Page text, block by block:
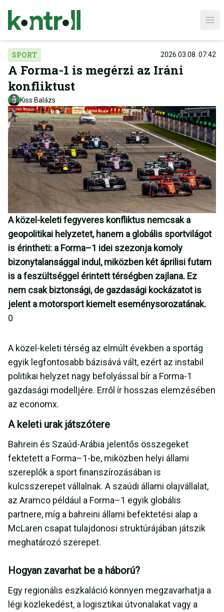
SPORT 2026.03.08. 07:42
A Forma-1 is megérzi az Iráni
konfliktust
Kiss Balázs
A közel-keleti fegyveres konfliktus nemcsak a
geopolitikai helyzetet, hanem a globális sportvilágot
is érintheti: a Forma–1 idei szezonja komoly
bizonytalansággal indul, miközben két áprilisi futam
is a feszültséggel érintett térségben zajlana. Ez
nem csak biztonsági, de gazdasági kockázatot is
jelent a motorsport kiemelt eseménysorozatának.
0
A közel-keleti térség az elmúlt években a sportág
egyik legfontosabb bázisává vált, ezért az instabil
politikai helyzet nagy befolyással bír a Forma-1
gazdasági modelljére. Erről ír hosszas elemzésében
az economx.
A keleti urak játszótere
Bahrein és Szaúd-Arábia jelentős összegeket
fektetett a Forma–1-be, miközben helyi állami
szereplők a sport finanszírozásában is
kulcsszerepet vállalnak. A szaúdi állami olajvállalat,
az Aramco például a Forma–1 egyik globális
partnere, míg a bahreini állami befektetési alap a
McLaren csapat tulajdonosi struktúrájában játszik
meghatározó szerepet.
Hogyan zavarhat be a háború?
Egy regionális eszkaláció könnyen megzavarhatja a
légi közlekedést, a logisztikai útvonalakat vagy a